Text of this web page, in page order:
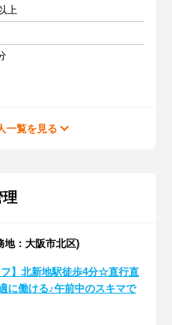
上
一覧を見る
：大阪市北区)
フ】北新地駅徒歩4分☆直行直
に働ける♪午前中のスキマで